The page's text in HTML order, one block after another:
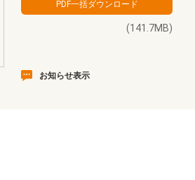
(141.7MB)
お知らせ表示